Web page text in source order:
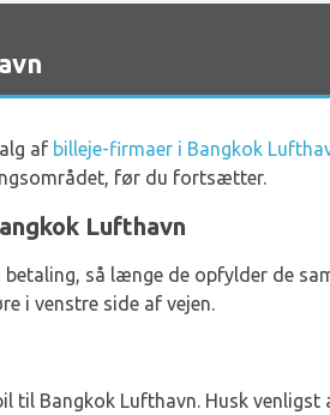
af billeje-firmaer i Bangkok
før du fortsætter.
Lufthavn
så længe de opfylder de
i venstre side af vejen.
Bangkok Lufthavn. Husk venligst